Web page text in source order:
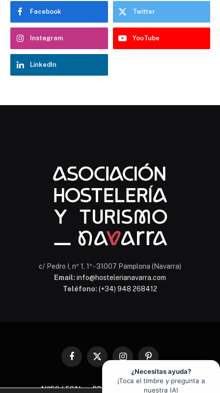
Facebook Twitter
Instagram YouTube
LinkedIn
¿Necesitas ayuda?
¡Toca el timbre y pregunta a
nuestra IA!
Chatbot Hostelería Navarra
En línea
c/ Pedro I, nº 1, 1º - 31007 Pamplona (Navarra)
Email: info@hostelerianavarra.com
Teléfono: (+34) 948 268412
Facebook
X
(Twitter)
InstagramPinterest
AVISO LEGAL PROTECCIÓN DE DATOS